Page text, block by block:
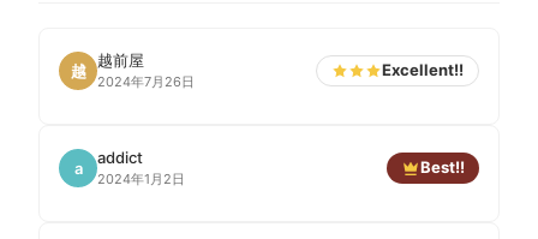
越
越前屋
2024年7月26日
Excellent!!
a
addict
2024年1月2日
Best!!